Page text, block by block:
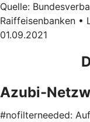
Quelle:
Raiffeisenbanken •
01.09.2021
Azubi-
#nofilterneeded: